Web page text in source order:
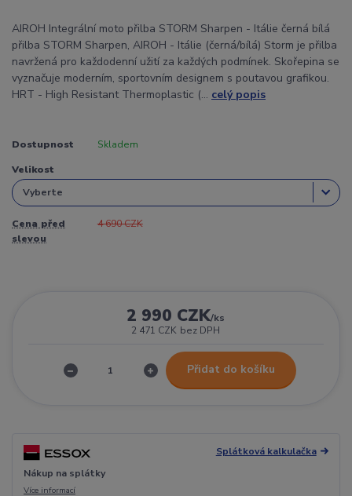
AIROH Integrální moto přilba STORM Sharpen - Itálie černá bílá
přilba STORM Sharpen, AIROH - Itálie (černá/bílá) Storm je přilba
navržená pro každodenní užití za každých podmínek. Skořepina se
vyznačuje moderním, sportovním designem s poutavou grafikou.
HRT - High Resistant Thermoplastic (... celý popis
Dostupnost Skladem
Velikost
Cena před
slevou
4 690 CZK
2 990 CZK/ks
2 471 CZK bez DPH
Přidat do košíku
Splátková kalkulačka
Nákup na splátky
Více informací